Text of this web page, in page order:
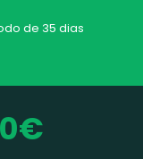
de 35 dias